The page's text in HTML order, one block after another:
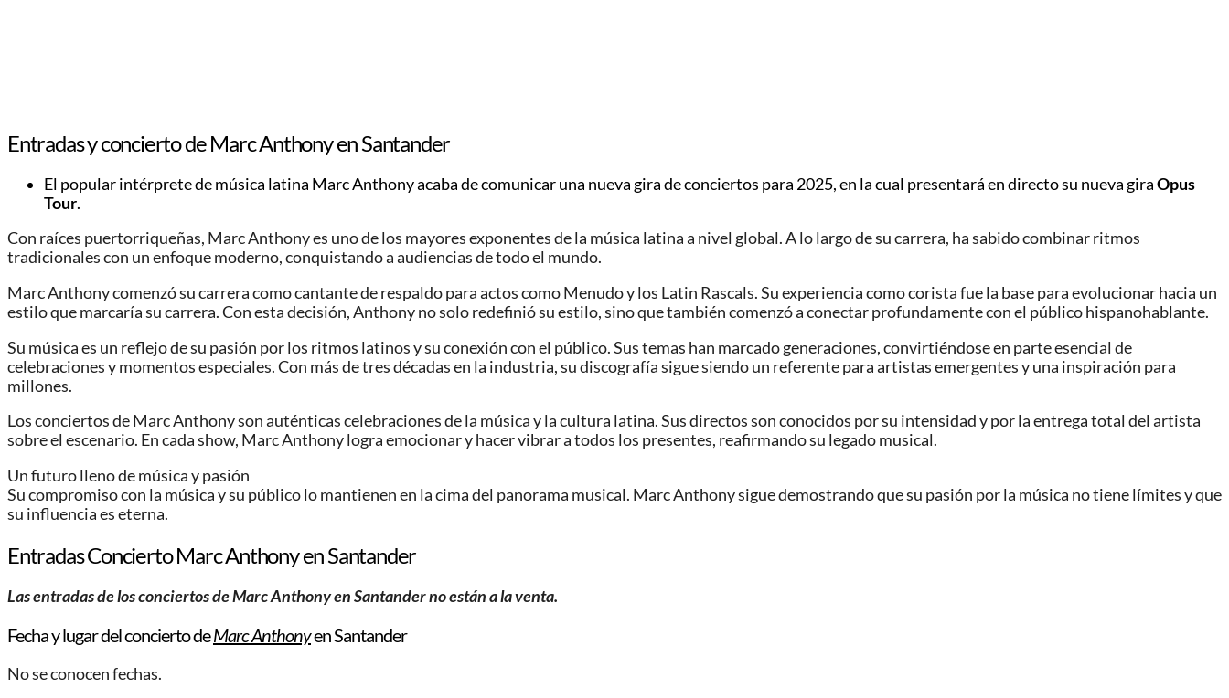
Entradas y concierto de Marc Anthony en Santander
El popular intérprete de música latina Marc Anthonyacabade comunicar una nueva gira de conciertos para 2025,en la cual presentaráendirectosu nueva giraOpus
Tour.
Con raíces puertorriqueñas, Marc Anthony es uno de los mayores exponentes de la música latina a nivel global. A lo largo de su carrera, ha sabido combinar ritmos
tradicionales con un enfoque moderno, conquistando a audiencias de todo el mundo.
Marc Anthony comenzó su carrera como cantante de respaldo para actos como Menudo y los Latin Rascals. Su experiencia como corista fue la base para evolucionar hacia un
estilo que marcaría su carrera. Con esta decisión, Anthony no solo redefinió su estilo, sino que también comenzó a conectar profundamente con el público hispanohablante.
Su música es un reflejo de su pasión por los ritmos latinos y su conexión con el público. Sus temas han marcado generaciones, convirtiéndose en parte esencial de
celebraciones y momentos especiales. Con más de tres décadas en la industria, su discografía sigue siendo un referente para artistas emergentes y una inspiración para
millones.
Los conciertos de Marc Anthony son auténticas celebraciones de la música y la cultura latina. Sus directos son conocidos por su intensidad y por la entrega total del artista
sobre el escenario. En cada show, Marc Anthony logra emocionar y hacer vibrar a todos los presentes, reafirmando su legado musical.
Un futuro lleno de música y pasión
Su compromiso con la música y su público lo mantienen en la cima del panorama musical. Marc Anthony sigue demostrando que su pasión por la música no tiene límites y que
su influencia es eterna.
Entradas Concierto Marc Anthony en Santander
Las entradas de los conciertos de Marc Anthony en Santander no están a la venta.
Fecha y lugar del concierto deMarc Anthonyen Santander
No se conocen fechas.